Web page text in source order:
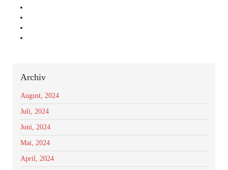
Archiv
August, 2024
Juli, 2024
Juni, 2024
Mai, 2024
April, 2024